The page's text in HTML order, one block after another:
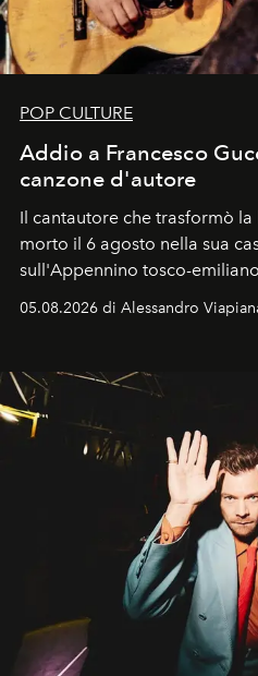
POP CULTURE
Addio a Francesco
canzone d'autore
Il cantautore che trasformò
morto il 6 agosto nella sua
sull'Appennino tosco-
05.08.2026 di Alessandro